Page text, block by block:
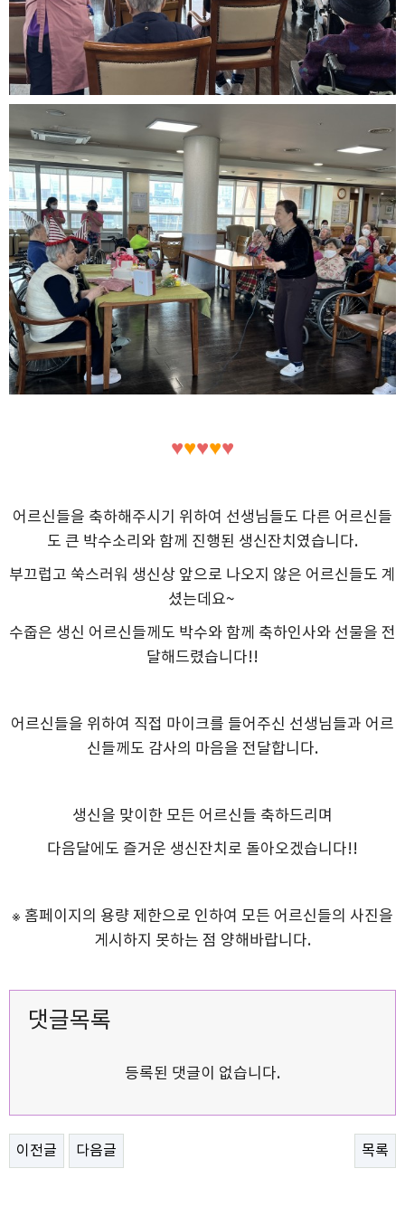
♥♥♥♥♥
어르신들을 축하해주시기 위하여 선생님들도 다른 어르신들
도 큰 박수소리와 함께 진행된 생신잔치였습니다.
부끄럽고 쑥스러워 생신상 앞으로 나오지 않은 어르신들도 계
셨는데요~
수줍은 생신 어르신들께도 박수와 함께 축하인사와 선물을 전
달해드렸습니다!!
어르신들을 위하여 직접 마이크를 들어주신 선생님들과 어르
신들께도 감사의 마음을 전달합니다.
생신을 맞이한 모든 어르신들 축하드리며
다음달에도 즐거운 생신잔치로 돌아오겠습니다!!
※ 홈페이지의 용량 제한으로 인하여 모든 어르신들의 사진을
게시하지 못하는 점 양해바랍니다.
댓글목록
등록된 댓글이 없습니다.
이전글 다음글 목록